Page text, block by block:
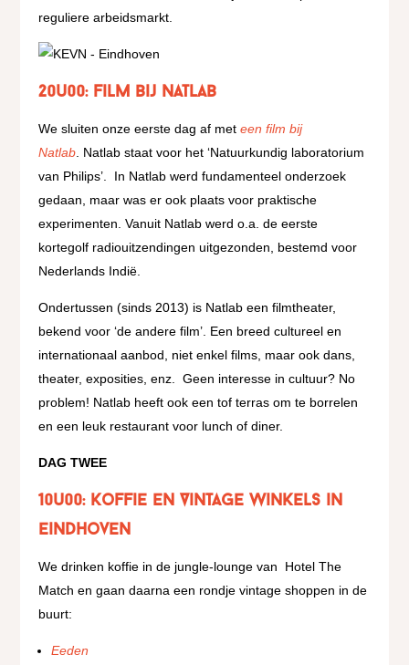
reguliere arbeidsmarkt.
20u00: Film bij Natlab
We sluiten onze eerste dag af meteen film bij
Natlab. Natlab staat voor het ‘Natuurkundig laboratorium
van Philips’.
In Natlab werd fundamenteel onderzoek
gedaan, maar was er ook plaats voor praktische
experimenten. Vanuit Natlab werd o.a. de eerste
kortegolf radiouitzendingen uitgezonden, bestemd voor
Nederlands Indië.
Ondertussen (sinds 2013) is Natlab een filmtheater,
bekend voor ‘de andere film’. Een breed cultureel en
internationaal aanbod, niet enkel films, maar ook dans,
theater, exposities, enz. Geen interesse in cultuur? No
problem! Natlab heeft ook een tof terras om te borrelen
en een leuk restaurant voor lunch of diner.
DAG TWEE
10u00: Koffie en Vintage winkels in
Eindhoven
We drinken koffie in de jungle-lounge van
Hotel The
Match en gaan daarna een rondje vintage shoppen in de
buurt:
Eeden